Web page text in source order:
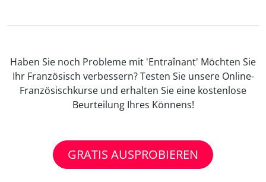
Haben Sie noch Probleme mit 'Entraînant' Möchten Sie
Ihr Französisch verbessern? Testen Sie unsere Online-
Französischkurse und erhalten Sie eine kostenlose
Beurteilung Ihres Könnens!
GRATIS AUSPROBIEREN